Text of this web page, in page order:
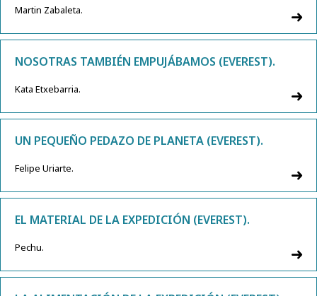
Martin Zabaleta.
NOSOTRAS TAMBIÉN EMPUJÁBAMOS (EVEREST).
Kata Etxebarria.
UN PEQUEÑO PEDAZO DE PLANETA (EVEREST).
Felipe Uriarte.
EL MATERIAL DE LA EXPEDICIÓN (EVEREST).
Pechu.